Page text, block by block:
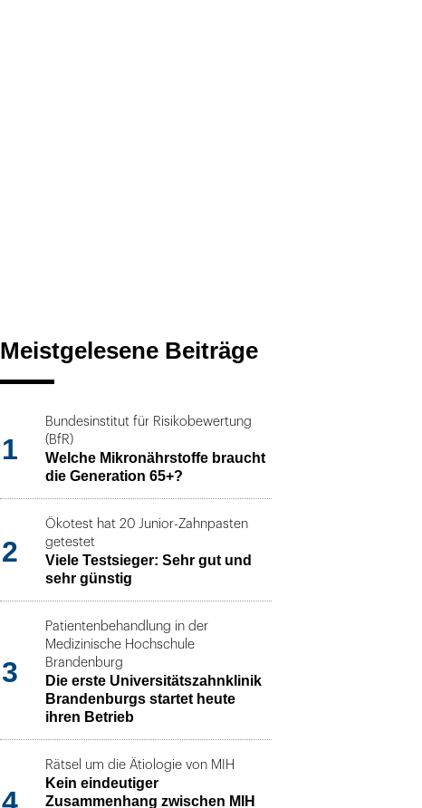
Meistgelesene Beiträge
1
Bundesinstitut für Risikobewertung
(BfR)
Welche Mikronährstoffe braucht
die Generation 65+?
2
Ökotest hat 20 Junior-Zahnpasten
getestet
Viele Testsieger: Sehr gut und
sehr günstig
3
Patientenbehandlung in der
Medizinische Hochschule
Brandenburg
Die erste Universitätszahnklinik
Brandenburgs startet heute
ihren Betrieb
4
Rätsel um die Ätiologie von MIH
Kein eindeutiger
Zusammenhang zwischen MIH